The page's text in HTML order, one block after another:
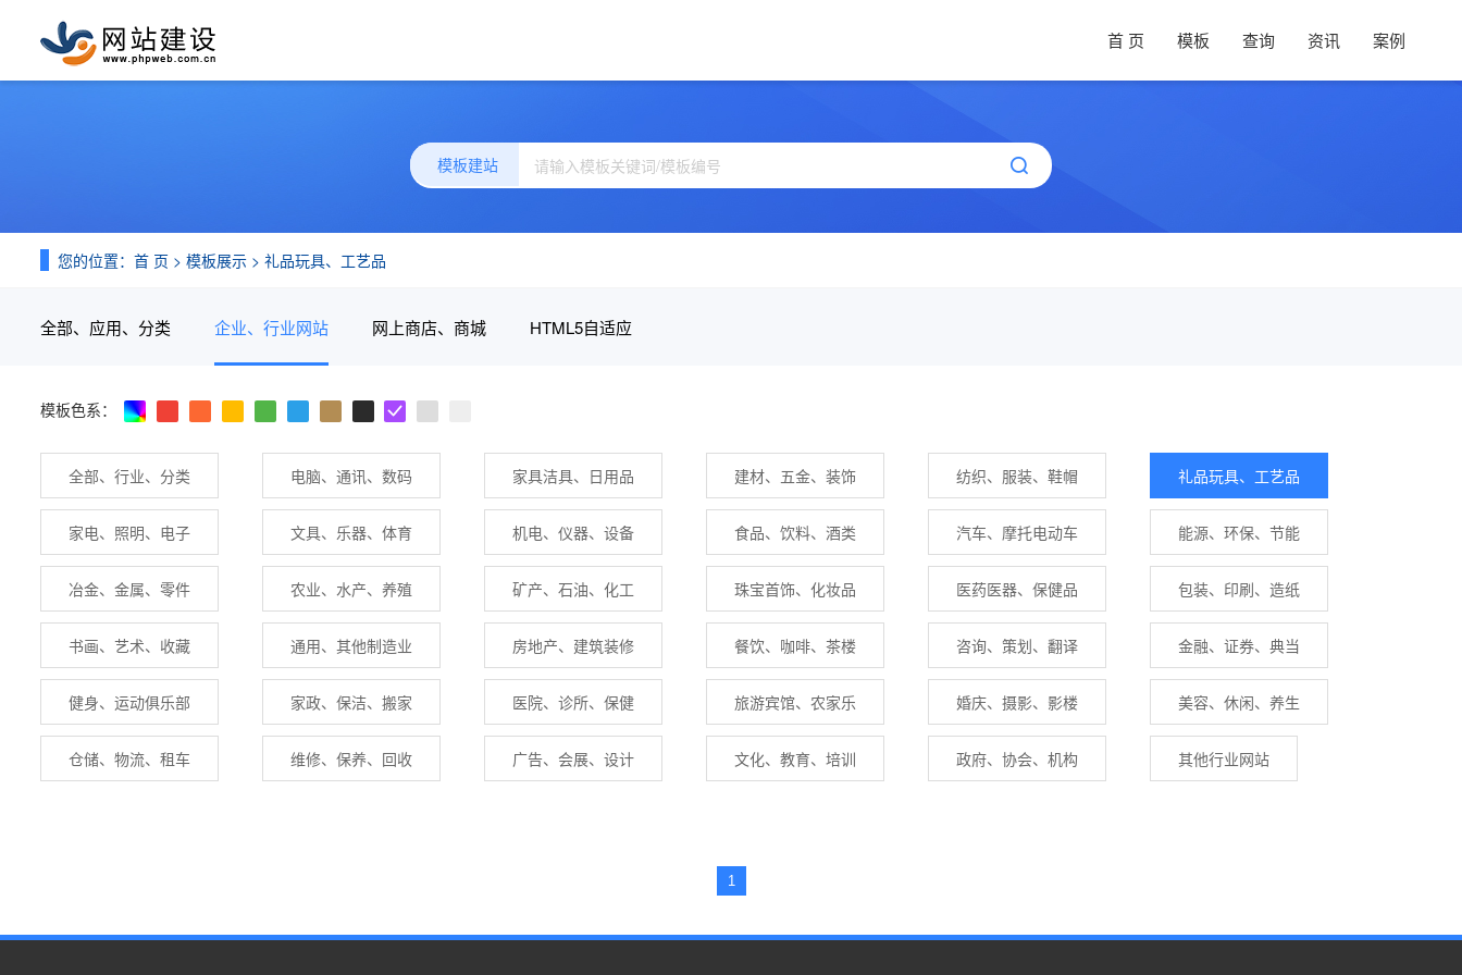
首 页 模板 查询 资讯 案例
模板建站
您的位置： 首 页 > 模板展示 > 礼品玩具、工艺品
全部、应用、分类 企业、行业网站 网上商店、商城 HTML5自适应
模板色系：
全部、行业、分类 电脑、通讯、数码 家具洁具、日用品 建材、五金、装饰 纺织、服装、鞋帽 礼品玩具、工艺品
家电、照明、电子 文具、乐器、体育 机电、仪器、设备 食品、饮料、酒类 汽车、摩托电动车 能源、环保、节能
冶金、金属、零件 农业、水产、养殖 矿产、石油、化工 珠宝首饰、化妆品 医药医器、保健品 包装、印刷、造纸
书画、艺术、收藏 通用、其他制造业 房地产、建筑装修 餐饮、咖啡、茶楼 咨询、策划、翻译 金融、证券、典当
健身、运动俱乐部 家政、保洁、搬家 医院、诊所、保健 旅游宾馆、农家乐 婚庆、摄影、影楼 美容、休闲、养生
仓储、物流、租车 维修、保养、回收 广告、会展、设计 文化、教育、培训 政府、协会、机构 其他行业网站
1